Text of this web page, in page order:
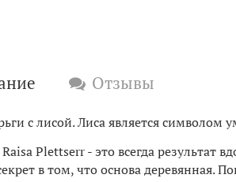
Отзывы
с лисой. Лиса является символом
Plettserr - это всегда результат
в том, что основа